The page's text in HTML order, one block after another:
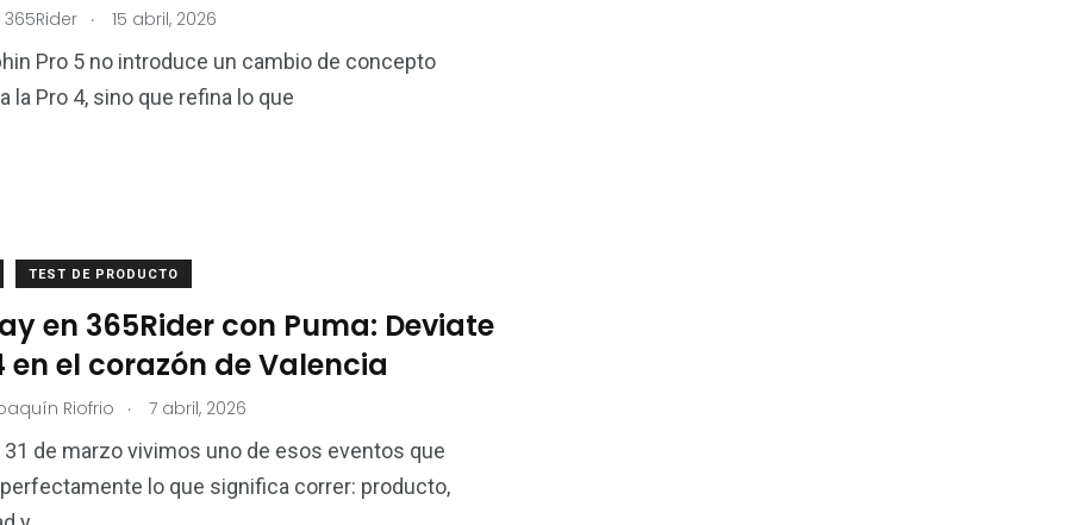
. 15 abril, 2026
Pro 5 no introduce un cambio de concepto
la Pro 4, sino que refina lo que
TEST DE PRODUCTO
en 365Rider con Puma: Deviate
en el corazón de Valencia
Riofrio . 7 abril, 2026
31 de marzo vivimos uno de esos eventos que
lo que significa correr: producto,